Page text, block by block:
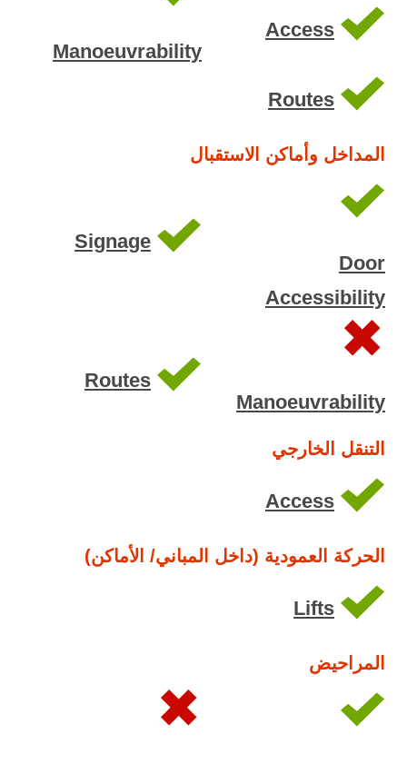
Access
Manoeuvrability
Routes
المداخل وأماكن الاستقبال
Door
Accessibility
Signage
Manoeuvrability
Routes
التنقل الخارجي
Access
الحركة العمودية (داخل المباني/ الأماكن)
Lifts
المراحيض